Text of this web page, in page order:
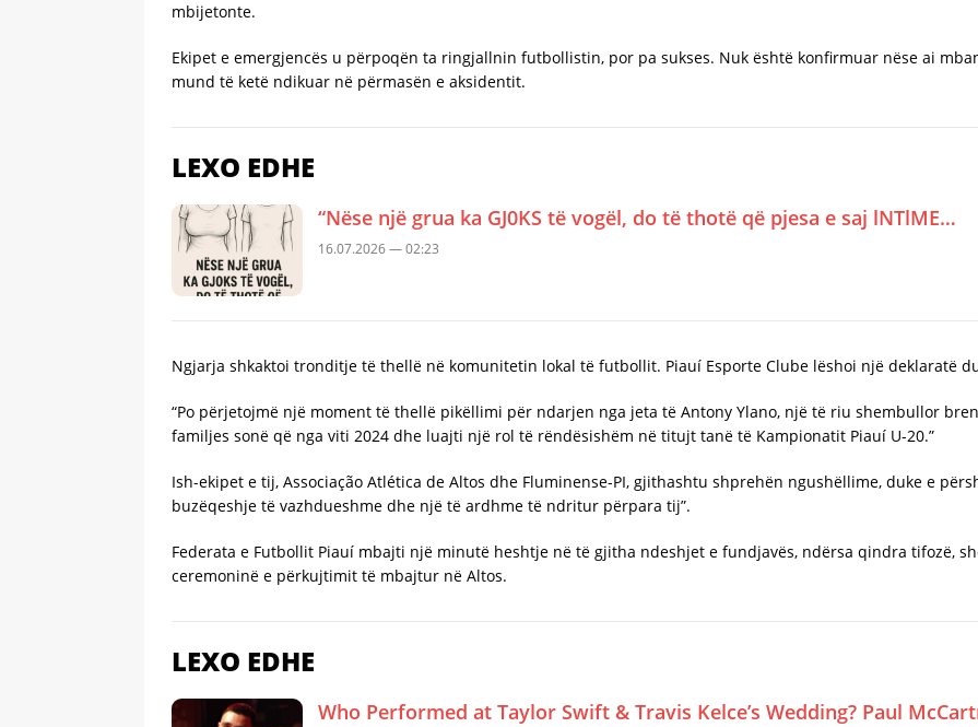
mbijetonte.
Ekipet e emergjencës u përpoqën ta ringjallnin futbollistin, por pa sukses. Nuk është konfirmuar nëse ai
mund të ketë ndikuar në përmasën e aksidentit.
LEXO EDHE
“Nëse një grua ka GJ0KS të vogël, do të thotë që pjesa e saj lNTlME…
16.07.2026 — 02:23
Ngjarja shkaktoi tronditje të thellë në komunitetin lokal të futbollit. Piauí Esporte Clube lëshoi një deklaratë
“Po përjetojmë një moment të thellë pikëllimi për ndarjen nga jeta të Antony Ylano, një të riu shembullor
familjes sonë që nga viti 2024 dhe luajti një rol të rëndësishëm në titujt tanë të Kampionatit Piauí U-20.”
Ish-ekipet e tij, Associação Atlética de Altos dhe Fluminense-PI, gjithashtu shprehën ngushëllime, duke e
buzëqeshje të vazhdueshme dhe një të ardhme të ndritur përpara tij”.
Federata e Futbollit Piauí mbajti një minutë heshtje në të gjitha ndeshjet e fundjavës, ndërsa qindra tifozë,
ceremoninë e përkujtimit të mbajtur në Altos.
LEXO EDHE
Who Performed at Taylor Swift & Travis Kelce’s Wedding? Paul